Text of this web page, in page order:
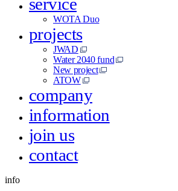
WOTA Duo
projects
JWAD
Water 2040 fund
New project
ATOW
company
information
join us
contact
info